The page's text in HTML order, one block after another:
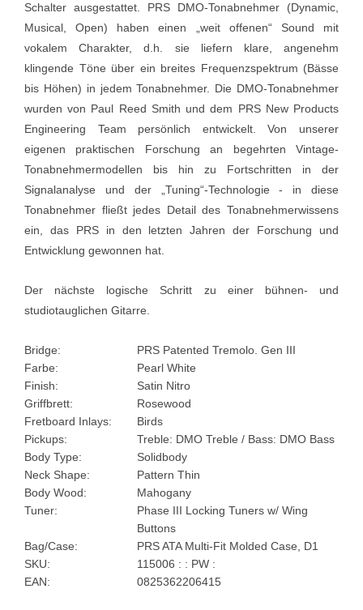
Schalter ausgestattet. PRS DMO-Tonabnehmer (Dynamic,
Musical, Open) haben einen „weit offenen“ Sound mit
vokalem Charakter, d.h. sie liefern klare, angenehm
klingende Töne über ein breites Frequenzspektrum (Bässe
bis Höhen) in jedem Tonabnehmer. Die DMO-Tonabnehmer
wurden von Paul Reed Smith und dem PRS New Products
Engineering Team persönlich entwickelt. Von unserer
eigenen praktischen Forschung an begehrten Vintage-
Tonabnehmermodellen bis hin zu Fortschritten in der
Signalanalyse und der „Tuning“-Technologie - in diese
Tonabnehmer fließt jedes Detail des Tonabnehmerwissens
ein, das PRS in den letzten Jahren der Forschung und
Entwicklung gewonnen hat.
Der nächste logische Schritt zu einer bühnen- und
studiotauglichen Gitarre.
Bridge:
PRS Patented Tremolo. Gen III
Farbe:
Pearl White
Finish:
Satin Nitro
Griffbrett:
Rosewood
Fretboard Inlays:
Birds
Pickups:
Treble: DMO Treble / Bass: DMO Bass
Body Type:
Solidbody
Neck Shape:
Pattern Thin
Body Wood:
Mahogany
Tuner:
Phase III Locking Tuners w/ Wing
Buttons
Bag/Case:
PRS ATA Multi-Fit Molded Case, D1
SKU:
115006 : : PW :
EAN:
0825362206415